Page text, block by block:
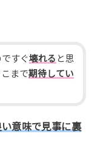
すぐ壊れる と思
まで期待してい
い意味で見事に裏